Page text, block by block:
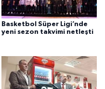
Basketbol Süper Ligi’nde
yeni sezon takvimi netleşti